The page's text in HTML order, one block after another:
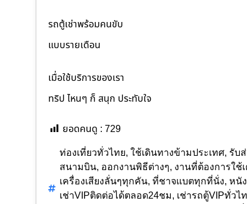
รถตู้เช่าพร้อมคนขับ
แบบรายเดือน
เมื่อใช้บริการของเรา
ทริป ไหนๆ ก็ สนุก ประทับใจ
ยอดคนดู : 729
ท่องเที่ยวทั่วไทย, ใช้เดินทางข้ามประเทศ, รับ
สนามบิน, ออกงานพิธีต่างๆ, งานที่ต้องการใช้เ
เครื่องเสียงลั่นๆทุกคัน, ที่ชาจแบตทุกที่นั่ง, หนั
เช่าVIPติดต่อได้ตลอด24ชม, เช่ารถตู้VIPทั่วไ